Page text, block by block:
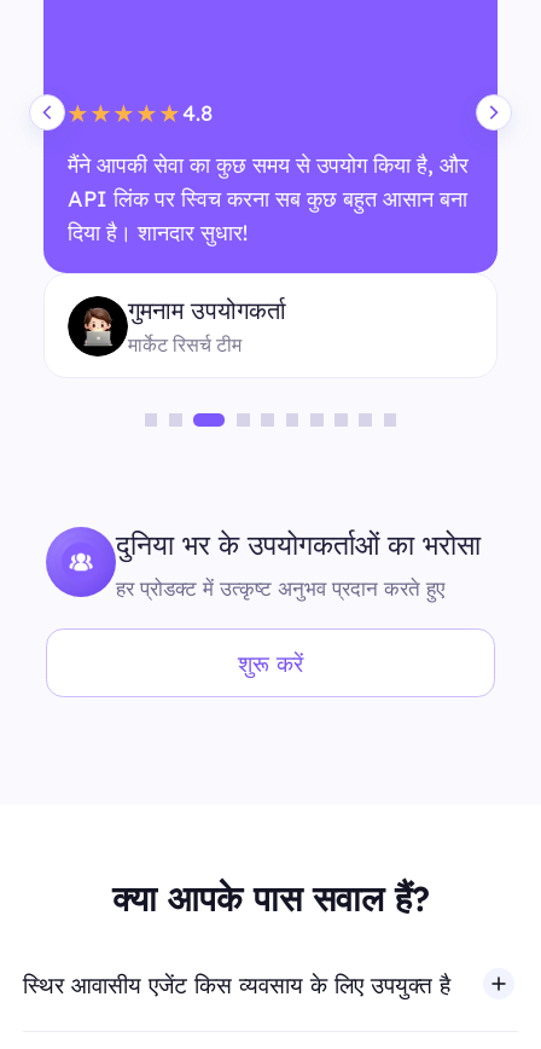
★★★★★4.8
मैंने आपकी सेवा का कुछ समय से उपयोग किया है, और
API लिंक पर स्विच करना सब कुछ बहुत आसान बना
दिया है। शानदार सुधार!
गुमनाम उपयोगकर्ता
मार्केट रिसर्च टीम
दुनिया भर के उपयोगकर्ताओं का भरोसा
हर प्रोडक्ट में उत्कृष्ट अनुभव प्रदान करते हुए
शुरू करें
क्या आपके पास सवाल हैं?
स्थिर आवासीय एजेंट किस व्यवसाय के लिए उपयुक्त है